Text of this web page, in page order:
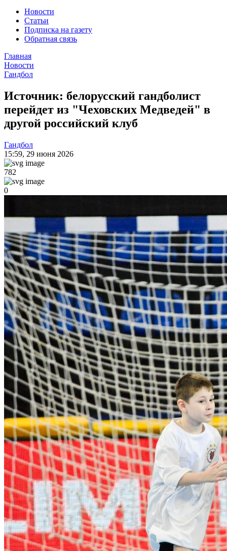
Новости
Статьи
Подписка на газету
Обратная связь
Главная
Новости
Гандбол
Источник: белорусский гандболист
перейдет из "Чеховских Медведей" в
другой российский клуб
Гандбол
15:59, 29 июня 2026
782
0